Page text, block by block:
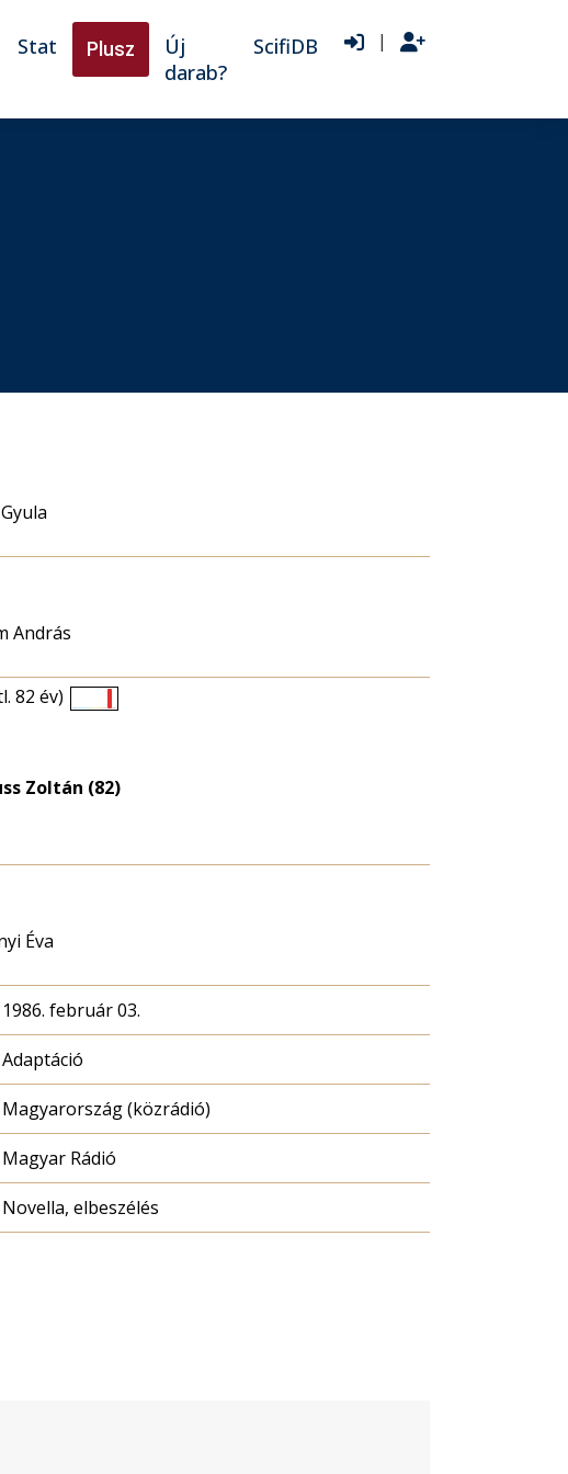
Stat Plusz
Új
darab?
ScifiDB |
András
82 év)
Zoltán (82)
Éva
1986. február 03.
Adaptáció
Magyarország (közrádió)
Magyar Rádió
Novella, elbeszélés